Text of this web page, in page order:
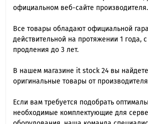
официальном веб-сайте производителя.
Все товары обладают официальной
действительной на протяжении 1 года,
продления до 3 лет.
В нашем магазине it stock 24 вы
оригинальные товары от
Если вам требуется подобрать
необходимые комплектующие для